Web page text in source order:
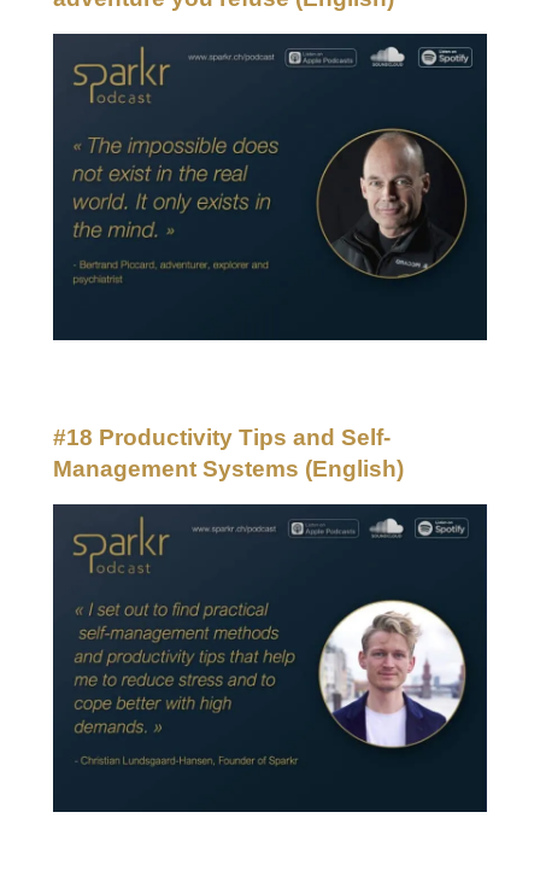
#18 Productivity Tips and Self-
Management Systems (English)